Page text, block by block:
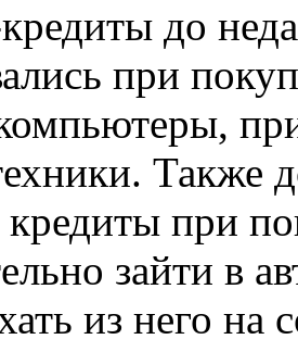
до
при
Также
при
зайти в
из него на